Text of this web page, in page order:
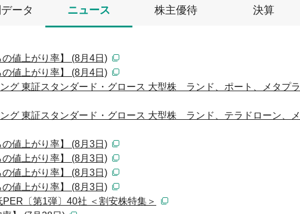
ータ ニュース 株主優待 決算
値上がり率】 (8月4日)
値上がり率】 (8月4日)
グ 東証スタンダード・グロース 大型株 ランド、ポート、メタプラ
グ 東証スタンダード・グロース 大型株 ランド、テラドローン、メ
値上がり率】 (8月3日)
値上がり率】 (8月3日)
値上がり率】 (8月3日)
値上がり率】 (8月3日)
〔第1弾〕40社 ＜割安株特集＞